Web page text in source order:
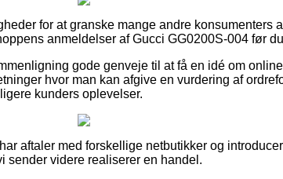
for at granske mange andre konsumenters
anmeldelser af Gucci GG0200S-004 før
gode genveje til at få en idé om
hvor man kan afgive en vurdering af
kunders oplevelser.
aftaler med forskellige netbutikker og
sender videre realiserer en handel.